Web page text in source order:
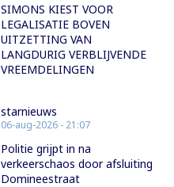
SIMONS KIEST VOOR
LEGALISATIE BOVEN
UITZETTING VAN
LANGDURIG VERBLIJVENDE
VREEMDELINGEN
starnieuws
06-aug-2026 - 21:07
Politie grijpt in na
verkeerschaos door afsluiting
Domineestraat